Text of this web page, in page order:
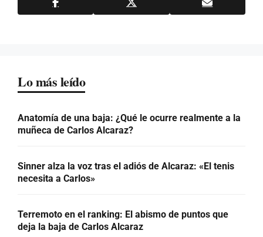
Lo más leído
Anatomía de una baja: ¿Qué le ocurre realmente a la
muñeca de Carlos Alcaraz?
Sinner alza la voz tras el adiós de Alcaraz: «El tenis
necesita a Carlos»
Terremoto en el ranking: El abismo de puntos que
deja la baja de Carlos Alcaraz